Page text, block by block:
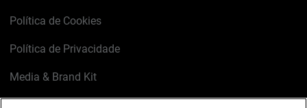
Política de Cookies
Política de Privacidade
Media & Brand Kit